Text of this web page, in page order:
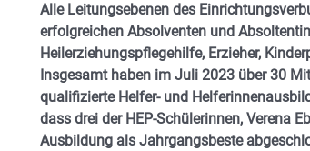
Alle Leitungsebenen des
erfolgreichen Absolventen und
Heilerziehungspflegehilfe, Erzieher,
Insgesamt haben im Juli 2023 über 30
qualifizierte Helfer- und
dass drei der HEP-Schülerinnen, Verena
Ausbildung als Jahrgangsbeste